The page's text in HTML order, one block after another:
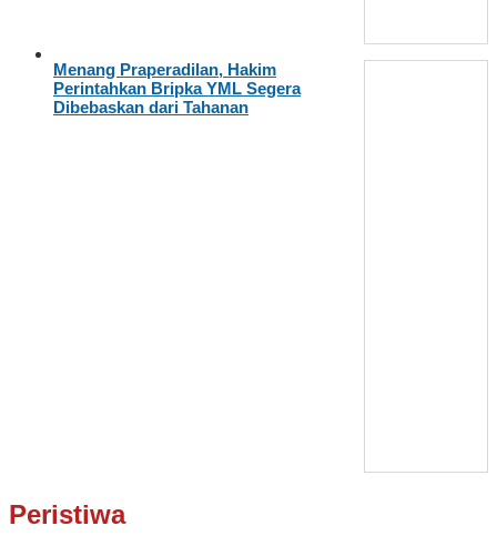
Menang Praperadilan, Hakim
Perintahkan Bripka YML Segera
Dibebaskan dari Tahanan
Peristiwa